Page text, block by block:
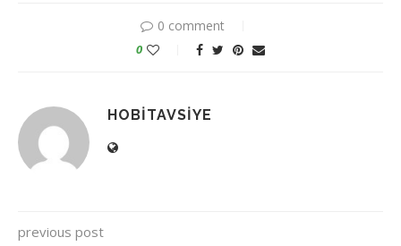
0 comment
0
HOBITAVSIYE
previous post